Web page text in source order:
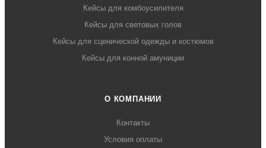
Кейсы для комбоусилителя
Кейсы для световых голов
Кейсы для сценической одежды и костюмов
Кейсы для конной амуниции
О КОМПАНИИ
Контакты
Условия оплаты